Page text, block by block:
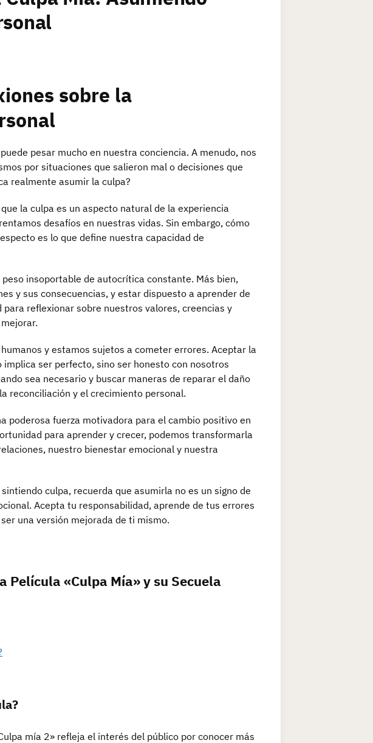
sobre la
pesar mucho en nuestra conciencia. A menudo, nos
por situaciones que salieron mal o decisiones que
realmente asumir la culpa?
la culpa es un aspecto natural de la experiencia
desafíos en nuestras vidas. Sin embargo, cómo
es lo que define nuestra capacidad de
insoportable de autocrítica constante. Más bien,
y sus consecuencias, y estar dispuesto a aprender de
reflexionar sobre nuestros valores, creencias y
y estamos sujetos a cometer errores. Aceptar la
ser perfecto, sino ser honesto con nosotros
sea necesario y buscar maneras de reparar el daño
reconciliación y el crecimiento personal.
poderosa fuerza motivadora para el cambio positivo en
para aprender y crecer, podemos transformarla
nuestro bienestar emocional y nuestra
culpa, recuerda que asumirla no es un signo de
Acepta tu responsabilidad, aprende de tus errores
una versión mejorada de ti mismo.
Película «Culpa Mía» y su Secuela
mía 2» refleja el interés del público por conocer más